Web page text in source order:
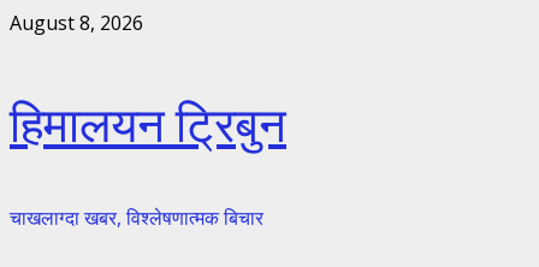
Skip
August 8, 2026
हिमालयन ट्रिबुन
चाखलाग्दा खबर, विश्लेषणात्मक बिचार